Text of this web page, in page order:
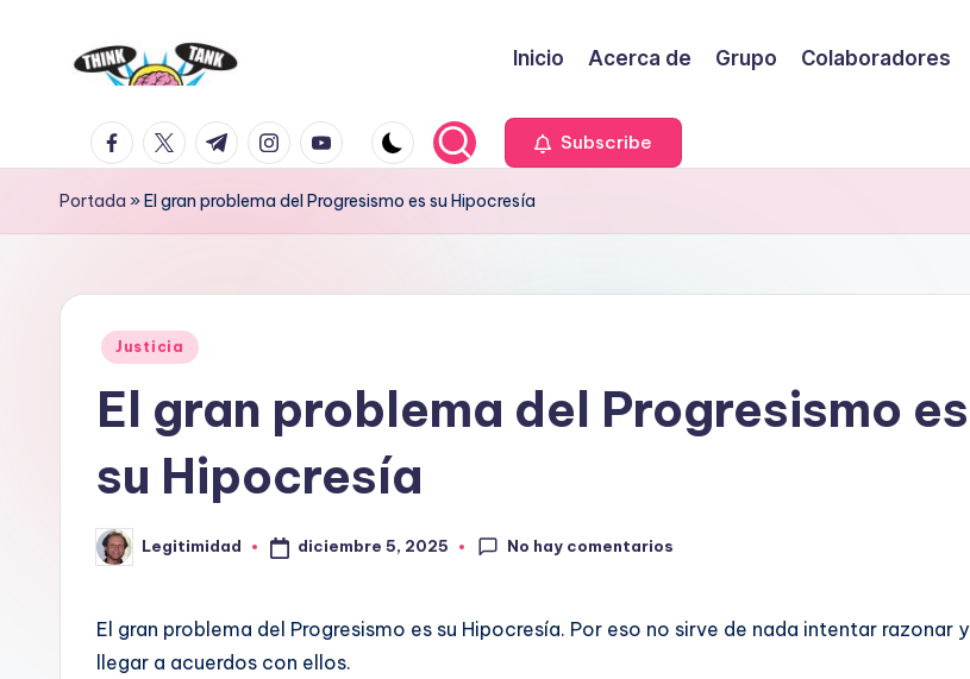
contenido
l
P
o
Tank
Inicio Acerca de Grupo Colaboradores
facebook.com
twitter.com
t.me instagram.com
youtube.com Subscribe
Portada »El gran problema del Progresismo es su Hipocresía
Publicado
Justicia
El gran problema del Progresismo es
su Hipocresía
Publicado
por
Legitimidad diciembre 5, 2025 No hay comentarios
El gran problema del Progresismo es su Hipocresía. Por eso no sirve de nada intentar razonar y
llegar a acuerdos con ellos.